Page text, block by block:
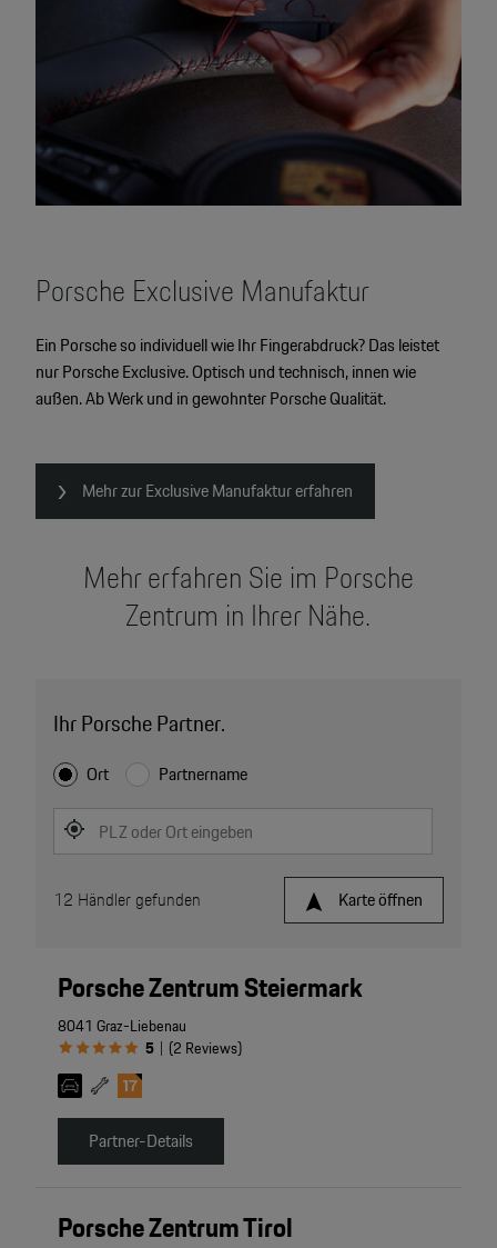
Porsche Exclusive Manufaktur
Ein Porsche so individuell wie Ihr Fingerabdruck? Das leistet
nur Porsche Exclusive. Optisch und technisch, innen wie
außen. Ab Werk und in gewohnter Porsche Qualität.
Mehr zur Exclusive Manufaktur erfahren
Mehr erfahren Sie im Porsche
Zentrum in Ihrer Nähe.
Ihr Porsche Partner.
Ort Partnername
PLZ oder Ort eingeben
Karte öffnen
12 Händler gefunden
Porsche Zentrum Steiermark
8041 Graz-Liebenau
5 | (2 Reviews)
Partner-Details
Porsche Zentrum Tirol